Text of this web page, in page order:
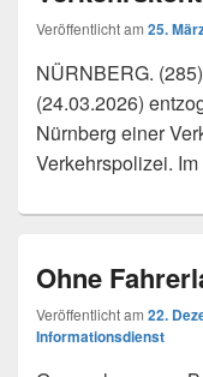
Veröffentlicht am 25.
NÜRNBERG.
(24.03.2026)
Nürnberg einer
Verkehrspolizei.
Ohne
Veröffentlicht am 22.
Informationsdienst